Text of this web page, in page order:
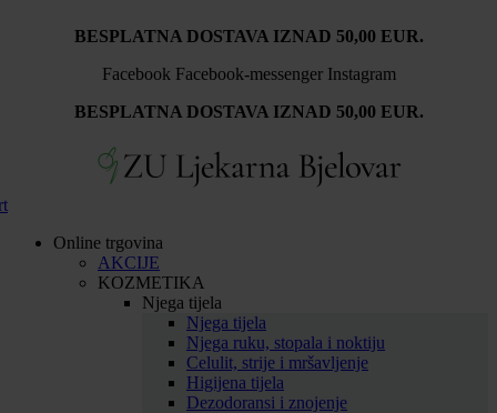
BESPLATNA DOSTAVA IZNAD 50,00 EUR.
Facebook Facebook-messenger Instagram
BESPLATNA DOSTAVA IZNAD 50,00 EUR.
Online trgovina
AKCIJE
KOZMETIKA
Njega tijela
Njega tijela
Njega ruku, stopala i noktiju
Celulit, strije i mršavljenje
Higijena tijela
Dezodoransi i znojenje